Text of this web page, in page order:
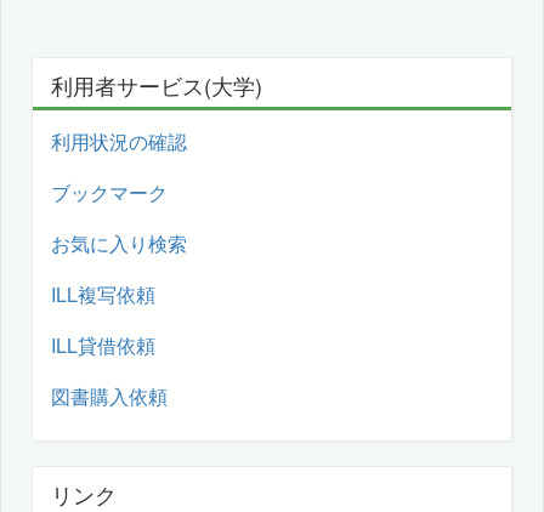
利用者サービス(大学)
利用状況の確認
ブックマーク
お気に入り検索
ILL複写依頼
ILL貸借依頼
図書購入依頼
リンク